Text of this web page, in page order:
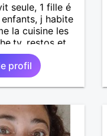
seule, 1 fille é
j habite
la cuisine les
restos et
kgse
profil